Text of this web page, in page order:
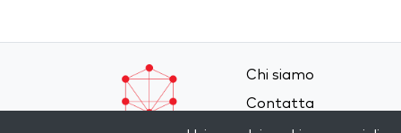
Chi siamo
Contatta